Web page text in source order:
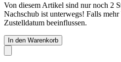
Von diesem Artikel sind nur noch 2
Nachschub ist unterwegs! Falls
Zustelldatum beeinflussen.
In den Warenkorb